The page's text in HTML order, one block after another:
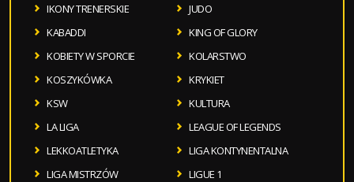
IKONY TRENERSKIE
JUDO
KABADDI
KING OF GLORY
KOBIETY W SPORCIE
KOLARSTWO
KOSZYKÓWKA
KRYKIET
KSW
KULTURA
LA LIGA
LEAGUE OF LEGENDS
LEKKOATLETYKA
LIGA KONTYNENTALNA
LIGA MISTRZÓW
LIGUE 1